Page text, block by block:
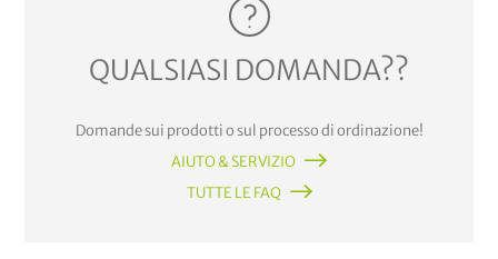
QUALSIASI DOMANDA??
Domande sui prodotti o sul processo di ordinazione!
AIUTO & SERVIZIO
TUTTE LE FAQ